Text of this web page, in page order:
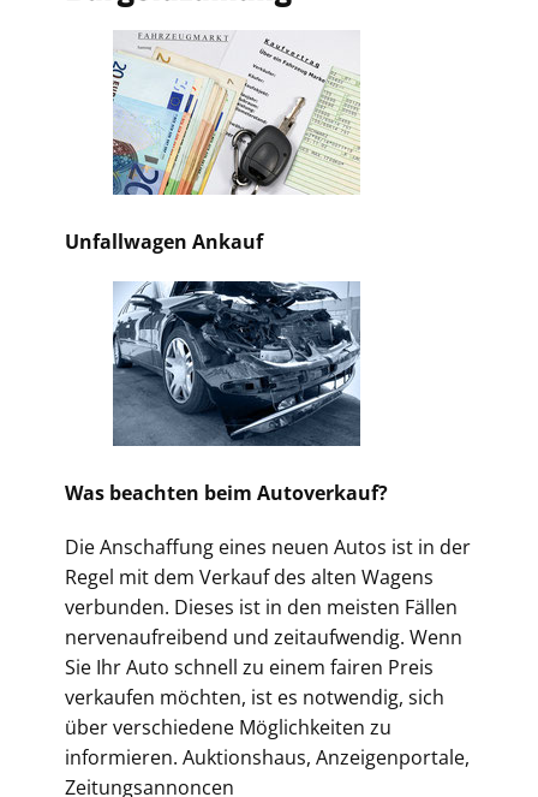
Unfallwagen Ankauf
Was beachten beim Autoverkauf?
Die Anschaffung eines neuen Autos ist in der
Regel mit dem Verkauf des alten Wagens
verbunden. Dieses ist in den meisten Fällen
nervenaufreibend und zeitaufwendig. Wenn
Sie Ihr Auto schnell zu einem fairen Preis
verkaufen möchten, ist es notwendig, sich
über verschiedene Möglichkeiten zu
informieren. Auktionshaus, Anzeigenportale,
Zeitungsannoncen